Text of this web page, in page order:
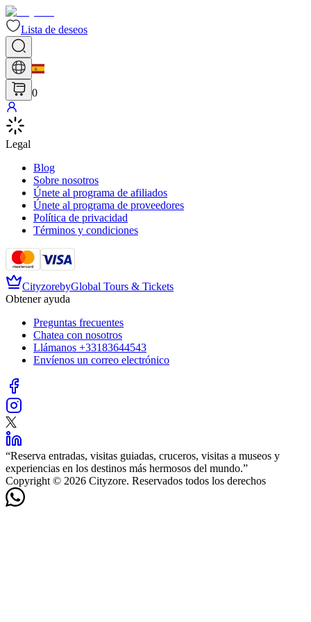
Lista de deseos
0
Legal
Blog
Sobre nosotros
Únete al programa de afiliados
Únete al programa de proveedores
Política de privacidad
Términos y condiciones
CityzorebyGlobal Tours & Tickets
Obtener ayuda
Preguntas frecuentes
Chatea con nosotros
Llámanos +33183644543
Envíenos un correo electrónico
“Reserva entradas, visitas guiadas, cruceros, visitas a museos y
experiencias en los destinos más hermosos del mundo.”
Copyright © 2026 Cityzore. Reservados todos los derechos